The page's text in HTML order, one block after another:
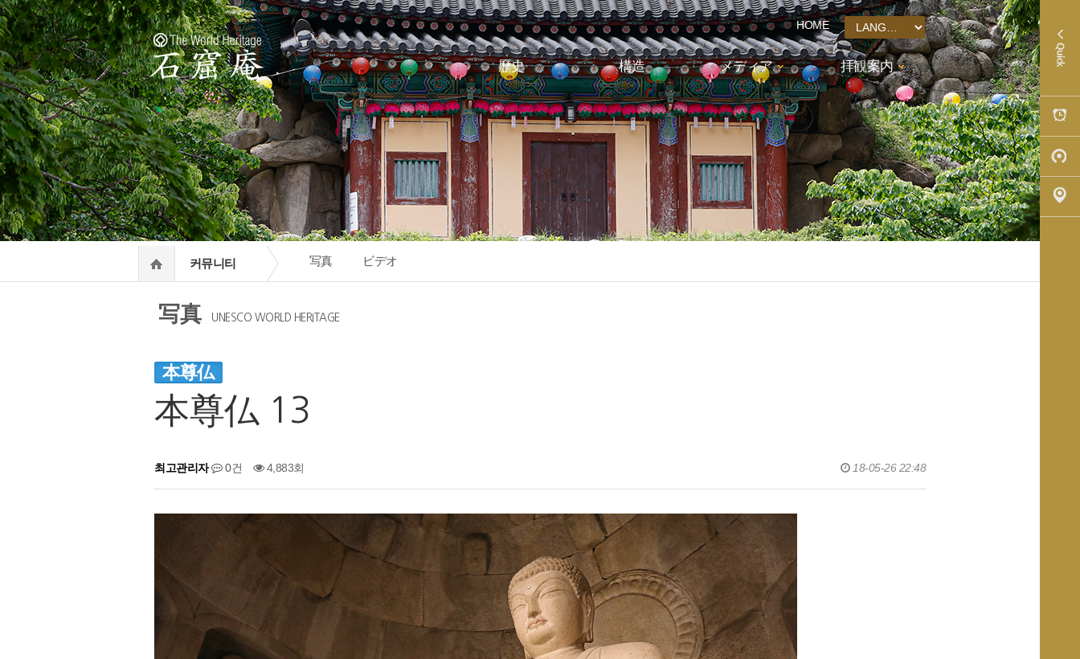
HOME
歷史 構造
メディア
하위분류
拝観案内
하위분류
커뮤니티 写真 ビデオ
写真 UNESCO WORLD HERITAGE
本尊仏
本尊仏 13
최고관리자 0건 4,883회 18-05-26 22:48